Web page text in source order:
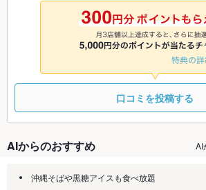
9/8
休 ◎ ◎
口コミを投稿する
AIからのおすすめ AI
沖縄そばや黒糖アイスも食べ放題